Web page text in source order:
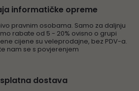
informatičke opreme
pravnim osobama. Samo za daljnju
rabate od 5 - 20% ovisno o grupi
cijene su veleprodajne, bez PDV-a.
nam se s povjerenjem
dostava